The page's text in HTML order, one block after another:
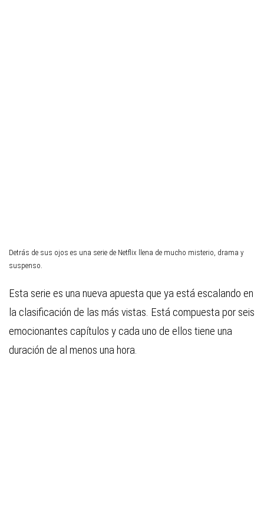
Detrás de sus ojos es una serie de Netflix llena de mucho misterio, drama y
suspenso.
Esta serie es una nueva apuesta que ya está escalando en
la clasificación de las más vistas. Está compuesta por seis
emocionantes capítulos y cada uno de ellos tiene una
duración de al menos una hora.